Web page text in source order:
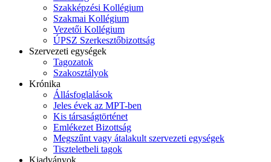
Szakképzési Kollégium
Szakmai Kollégium
Vezetői Kollégium
ÚPSZ Szerkesztőbizottság
Szervezeti egységek
Tagozatok
Szakosztályok
Krónika
Állásfoglalások
Jeles évek az MPT-ben
Kis társaságtörténet
Emlékezet Bizottság
Megszűnt vagy átalakult szervezeti egységek
Tiszteletbeli tagok
Kiadványok